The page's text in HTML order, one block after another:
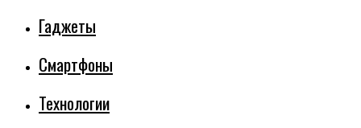
Гаджеты
Смартфоны
Технологии